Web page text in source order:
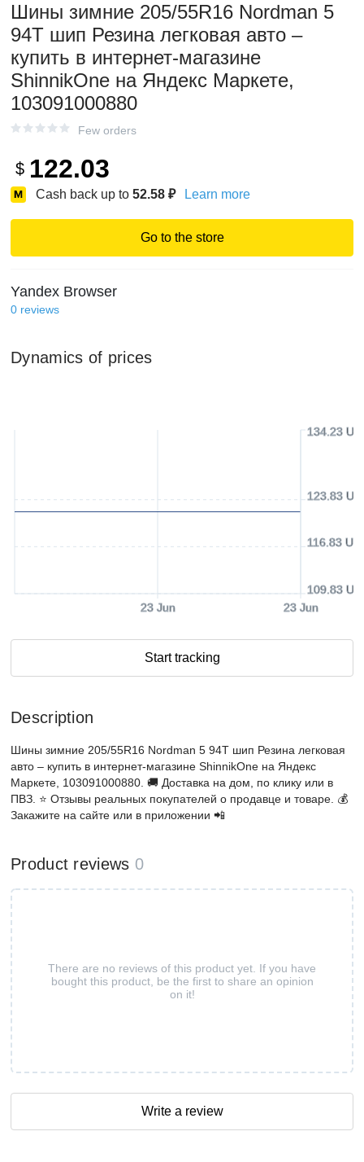
Шины зимние 205/55R16 Nordman 5
94T шип Резина легковая авто –
купить в интернет-магазине
ShinnikOne на Яндекс Маркете,
103091000880
Few orders
$ 122.03
Cash back up to 52.58 ₽ Learn more
Go to the store
Yandex Browser
0 reviews
Dynamics of prices
23 Jun 23 Jun
109.83
116.83
123.83
134.23
Start tracking
Description
Шины зимние 205/55R16 Nordman 5 94T шип Резина легковая
авто – купить в интернет-магазине ShinnikOne на Яндекс
Маркете, 103091000880. 🚚 Доставка на дом, по клику или в
ПВЗ. ⭐️ Отзывы реальных покупателей о продавце и товаре. 💰
Закажите на сайте или в приложении 📲
Product reviews 0
There are no reviews of this product yet. If you have
bought this product, be the first to share an opinion
on it!
Write a review